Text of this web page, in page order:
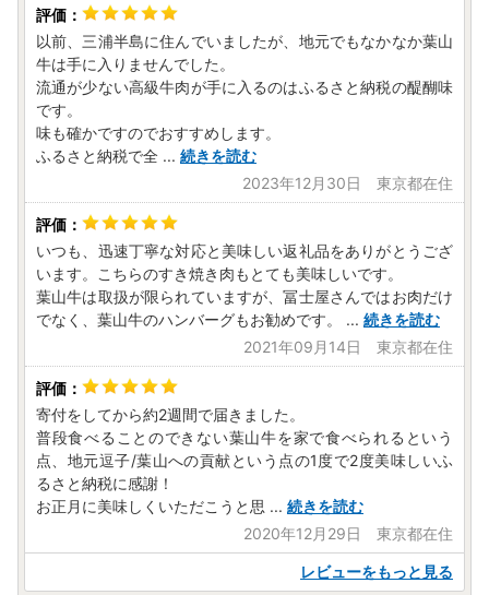
以前、三浦半島に住んでいましたが、地元でもなかなか葉山
牛は手に入りませんでした。
流通が少ない高級牛肉が手に入るのはふるさと納税の醍醐味
です。
味も確かですのでおすすめします。
ふるさと納税で全 ... 続きを読む
2023年12月30日 東京都在住
いつも、迅速丁寧な対応と美味しい返礼品をありがとうござ
います。こちらのすき焼き肉もとても美味しいです。
葉山牛は取扱が限られていますが、冨士屋さんではお肉だけ
でなく、葉山牛のハンバーグもお勧めです。
... 続きを読む
2021年09月14日 東京都在住
寄付をしてから約2週間で届きました。
普段食べることのできない葉山牛を家で食べられるという
点、地元逗子/葉山への貢献という点の1度で2度美味しいふ
るさと納税に感謝！
お正月に美味しくいただこうと思 ... 続きを読む
2020年12月29日 東京都在住
レビューをもっと見る